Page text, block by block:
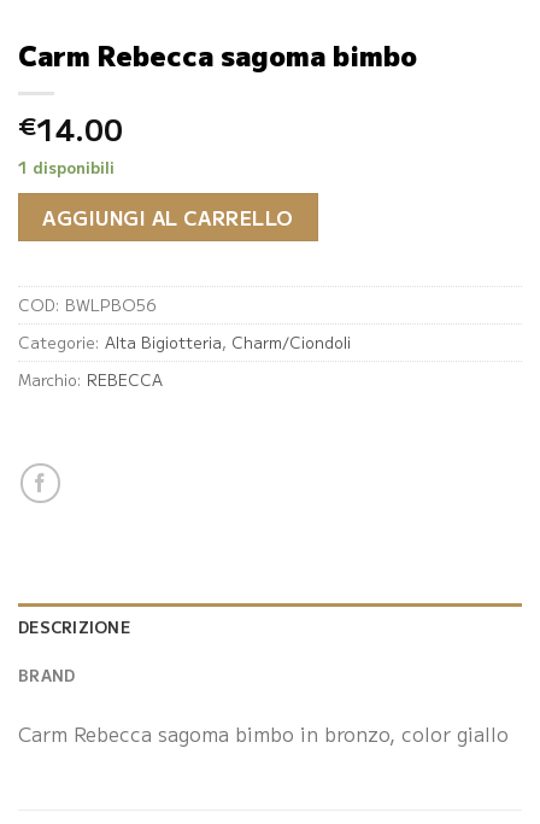
Carm Rebecca sagoma bimbo
€14.00
1 disponibili
AGGIUNGI AL CARRELLO
COD: BWLPBO56
Categorie: Alta Bigiotteria, Charm/Ciondoli
Marchio: REBECCA
DESCRIZIONE
BRAND
Carm Rebecca sagoma bimbo in bronzo, color giallo